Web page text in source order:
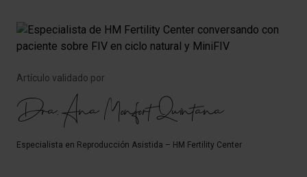
Artículo validado por
Dra. Ana Monfort Quintana
Especialista en Reproducción Asistida – HM Fertility Center